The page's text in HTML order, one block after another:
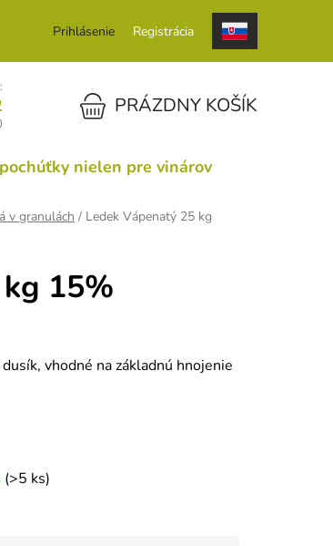
Prihlásenie Registrácia
NÁKUPNÝ KOŠÍKPRÁZDNY KOŠÍK
nielen pre vinárov
v granulách / Ledek Vápenatý 25 kg
15%
vhodné na základnú hnojenie
(>5 ks)